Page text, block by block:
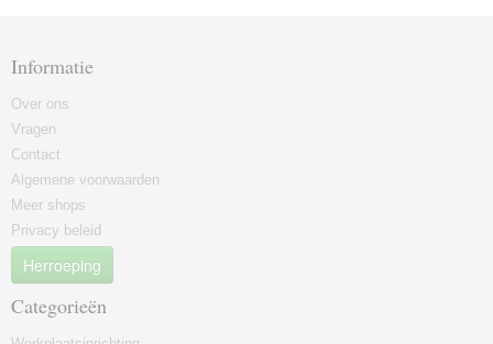
Informatie
Over ons
Vragen
Contact
Algemene voorwaarden
Meer shops
Privacy beleid
Herroeping
Categorieën